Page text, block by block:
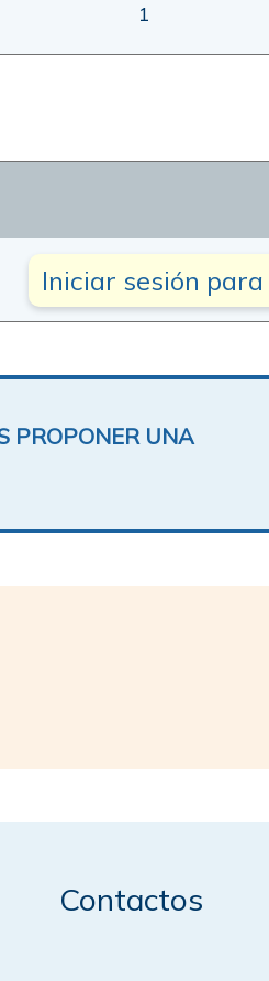
1
Iniciar sesión
PROPONER UNA
Contactos